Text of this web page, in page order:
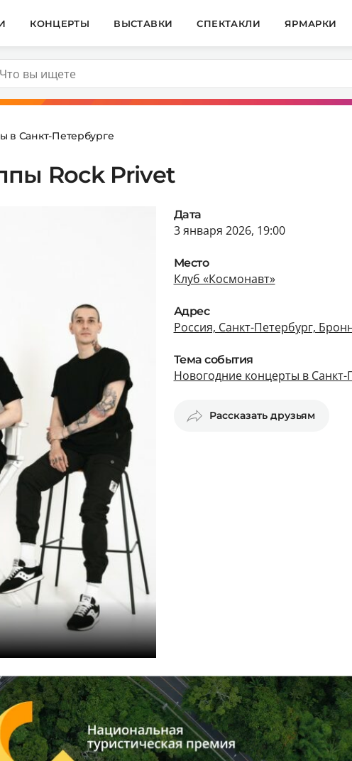
КОНЦЕРТЫ ВЫСТАВКИ СПЕКТАКЛИ ЯРМАРКИ
в Санкт-Петербурге
Rock Privet
Дата
3 января 2026, 19:00
Место
Клуб «Космонавт»
Адрес
Россия, Санкт-Петербург,
Тема события
Новогодние концерты в Санкт-
Рассказать друзьям